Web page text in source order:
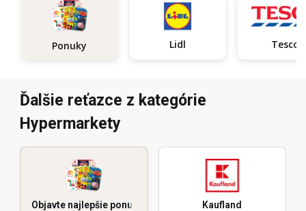
Ponuky Lidl Tesco
Ďalšie reťazce z kategórie
Hypermarkety
Objavte najlepšie ponuky Kaufland